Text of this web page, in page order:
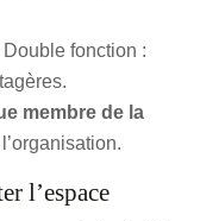
Double fonction :
membre de la
l’espace